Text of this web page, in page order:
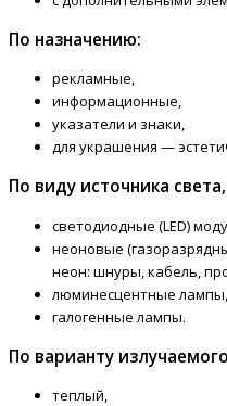
По назначению:
рекламные,
информационные,
указатели и знаки,
для украшения —
По виду источника
светодиодные (LED)
неоновые
неон: шнуры, кабель,
люминесцентные лампы,
галогенные лампы.
По варианту
теплый,